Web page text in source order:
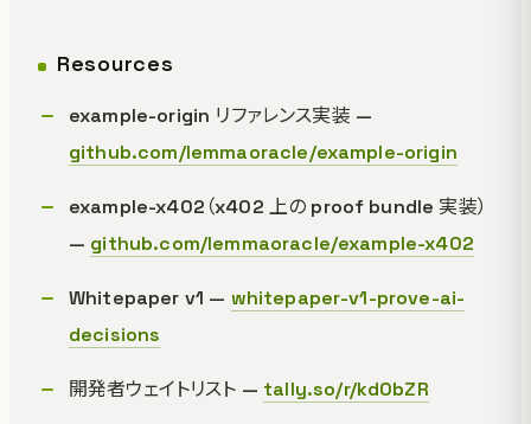
Resources
example-origin リファレンス実装 —
github.com/lemmaoracle/example-origin
example-x402（x402 上の proof bundle 実装）
— github.com/lemmaoracle/example-x402
Whitepaper v1 — whitepaper-v1-prove-ai-
decisions
開発者ウェイトリスト — tally.so/r/kd0bZR